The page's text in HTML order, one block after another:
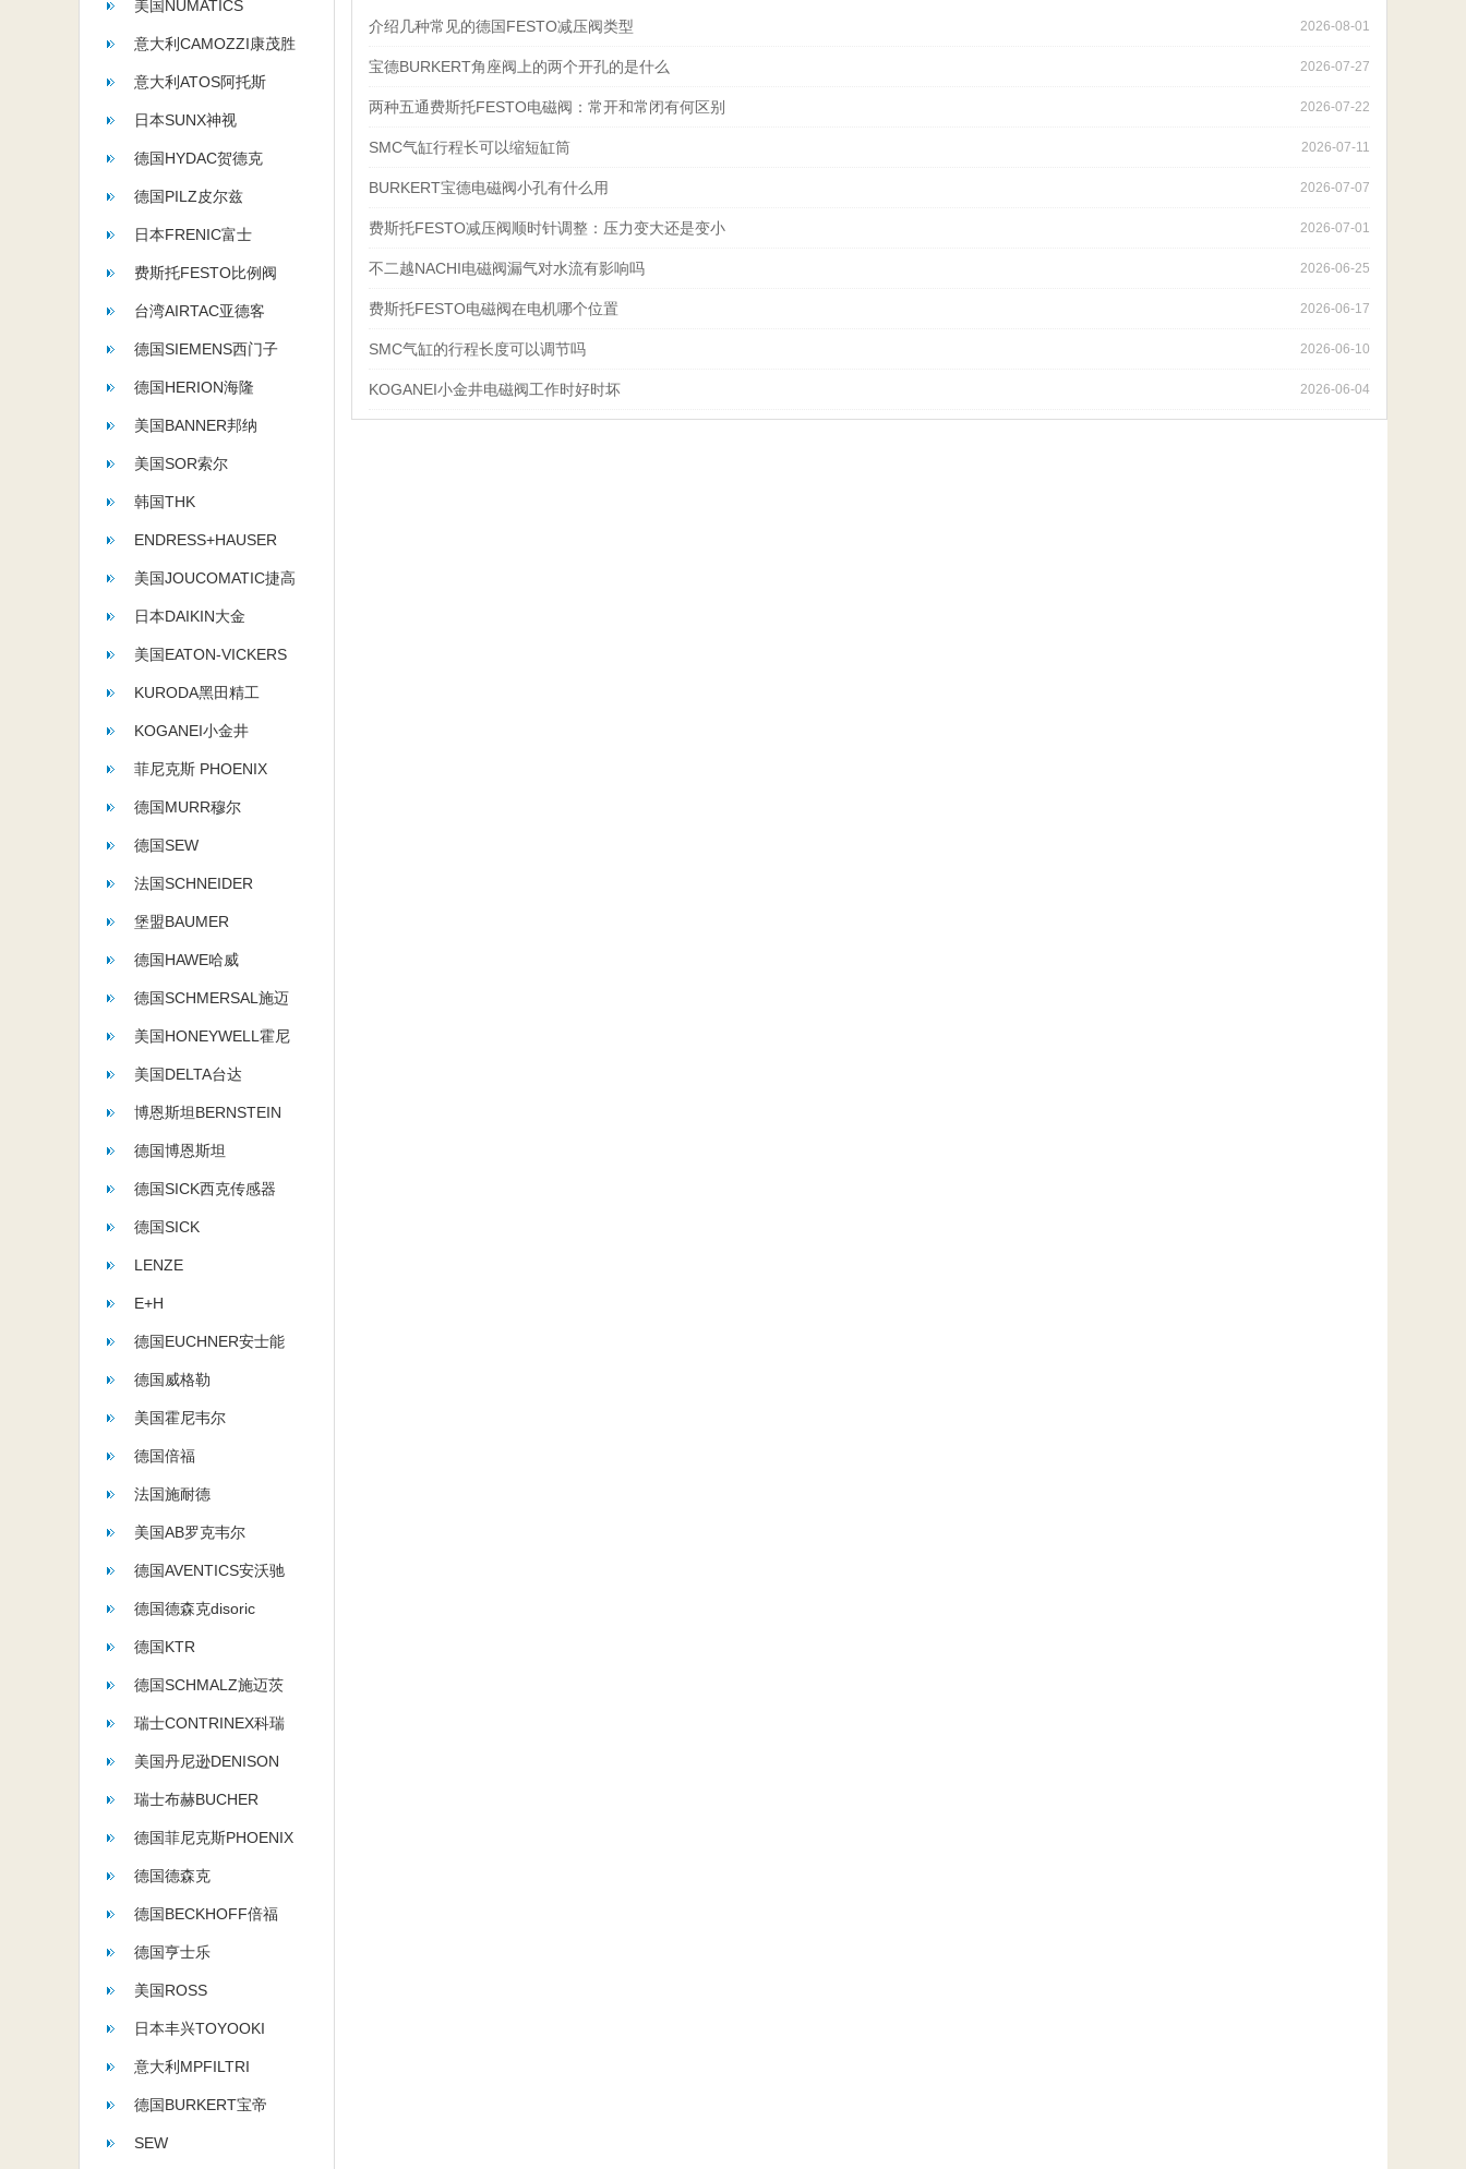
美国NUMATICS
意大利CAMOZZI康茂胜
意大利ATOS阿托斯
日本SUNX神视
德国HYDAC贺德克
德国PILZ皮尔兹
日本FRENIC富士
费斯托FESTO比例阀
台湾AIRTAC亚德客
德国SIEMENS西门子
德国HERION海隆
美国BANNER邦纳
美国SOR索尔
韩国THK
ENDRESS+HAUSER
美国JOUCOMATIC捷高
日本DAIKIN大金
美国EATON-VICKERS
KURODA黑田精工
KOGANEI小金井
菲尼克斯 PHOENIX
CONTACT
德国MURR穆尔
德国SEW
法国SCHNEIDER
堡盟BAUMER
德国HAWE哈威
德国SCHMERSAL施迈
赛
美国HONEYWELL霍尼
韦尔
美国DELTA台达
博恩斯坦BERNSTEIN
德国博恩斯坦
BERNSTEIN
德国SICK西克传感器
德国SICK
LENZE
E+H
德国EUCHNER安士能
德国威格勒
美国霍尼韦尔
德国倍福
法国施耐德
美国AB罗克韦尔
德国AVENTICS安沃驰
德国德森克disoric
德国KTR
德国SCHMALZ施迈茨
瑞士CONTRINEX科瑞
美国丹尼逊DENISON
瑞士布赫BUCHER
德国菲尼克斯PHOENIX
德国德森克
德国BECKHOFF倍福
德国亨士乐
HENGSTLER
美国ROSS
日本丰兴TOYOOKI
意大利MPFILTRI
德国BURKERT宝帝
SEW
介绍几种常见的德国FESTO减压阀类型 2026-08-01
宝德BURKERT角座阀上的两个开孔的是什么 2026-07-27
两种五通费斯托FESTO电磁阀：常开和常闭有何区别 2026-07-22
SMC气缸行程长可以缩短缸筒 2026-07-11
BURKERT宝德电磁阀小孔有什么用 2026-07-07
费斯托FESTO减压阀顺时针调整：压力变大还是变小 2026-07-01
不二越NACHI电磁阀漏气对水流有影响吗 2026-06-25
费斯托FESTO电磁阀在电机哪个位置 2026-06-17
SMC气缸的行程长度可以调节吗 2026-06-10
KOGANEI小金井电磁阀工作时好时坏 2026-06-04